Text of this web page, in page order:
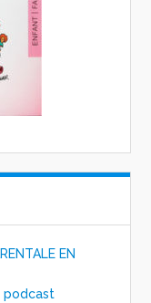
EN
podcast